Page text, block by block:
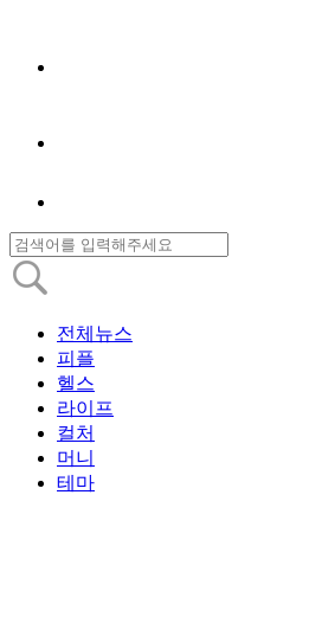
전체뉴스
피플
헬스
라이프
컬처
머니
테마